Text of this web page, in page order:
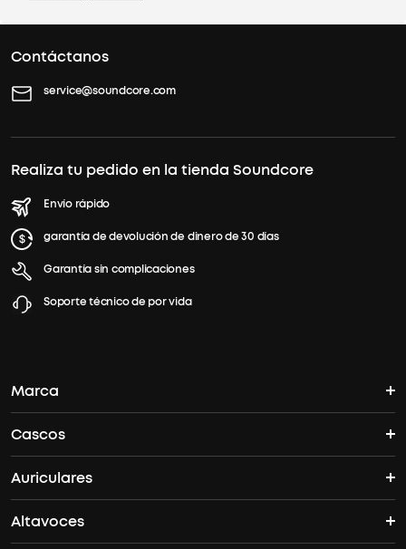
Contáctanos
service@soundcore.com
Realiza tu pedido en la tienda Soundcore
Envío rápido
garantía de devolución de dinero de 30 días
Garantía sin complicaciones
Soporte técnico de por vida
Marca
La historia del soundcore
¿Dónde puedo encontrar soundcore?
Cascos
Cascos Bluetooth
Cascos ANC
Auriculares
Auriculares True Wireles
Altavoces